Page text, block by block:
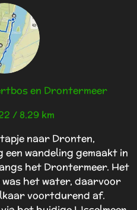
en Drontermeer
/ 8.29 km
naar Dronten,
een wandeling gemaakt in
het Drontermeer. Het
was het water, daarvoor
voortdurend af.